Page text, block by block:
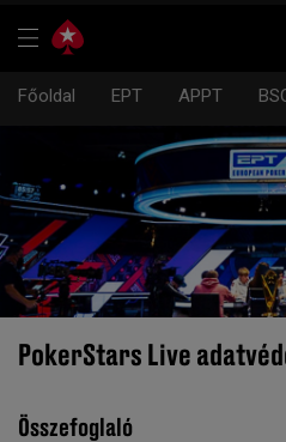
Főoldal EPT APPT
PokerStars Live
Összefoglaló